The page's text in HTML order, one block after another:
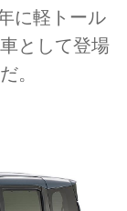
に軽トール
として登場
。